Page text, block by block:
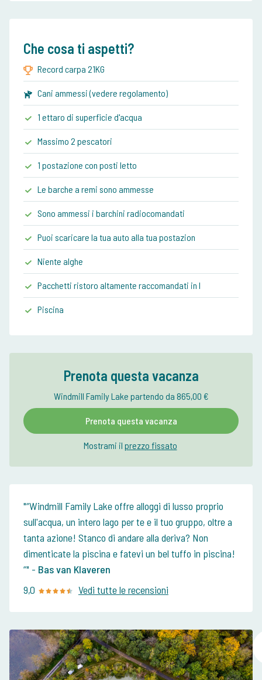
Che cosa ti aspetti?
Record carpa 21KG
Cani ammessi (vedere regolamento)
1 ettaro di superficie d'acqua
Massimo 2 pescatori
1 postazione con posti letto
Le barche a remi sono ammesse
Sono ammessi i barchini radiocomandati
Puoi scaricare la tua auto alla tua postazion
Niente alghe
Pacchetti ristoro altamente raccomandati in l
Piscina
Prenota questa vacanza
Windmill Family Lake partendo da 865,00 €
Prenota questa vacanza
Mostrami il prezzo fissato
“Windmill Family Lake offre alloggi di lusso proprio
sull'acqua, un intero lago per te e il tuo gruppo, oltre a
tanta azione! Stanco di andare alla deriva? Non
dimenticate la piscina e fatevi un bel tuffo in piscina!
“ - Bas van Klaveren
9,0
Vedi tutte le recensioni